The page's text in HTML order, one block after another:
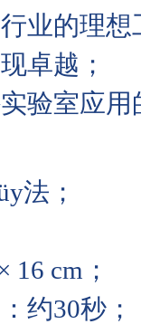
业的理想
卓越；
验室应用
法
；
cm；
：约30